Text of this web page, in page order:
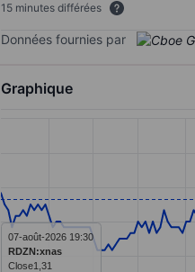
15 minutes différées
Données fournies par
Graphique
The chart has 1 X axis
The chart has 1 Y axis
07-août-2026 19:30
RDZN:xnas
Close1,31